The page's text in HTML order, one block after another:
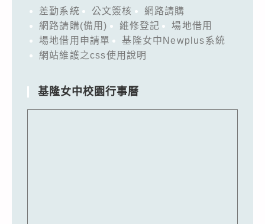
差勤系統 公文簽核
網路請購
網路請購(備用)
維修登記
場地借用
場地借用申請單
基隆女中Newplus系統
網站維護之css使用說明
基隆女中校園行事曆